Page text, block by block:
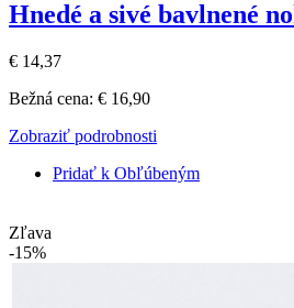
Hnedé a sivé bavlnené
€ 14,37
Bežná cena: € 16,90
Zobraziť podrobnosti
Pridať k Obľúbeným
Zľava
-15%